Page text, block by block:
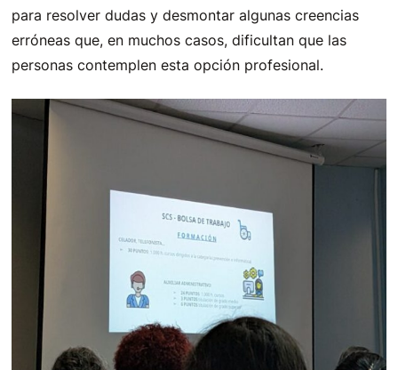
para resolver dudas y desmontar algunas creencias
erróneas que, en muchos casos, dificultan que las
personas contemplen esta opción profesional.